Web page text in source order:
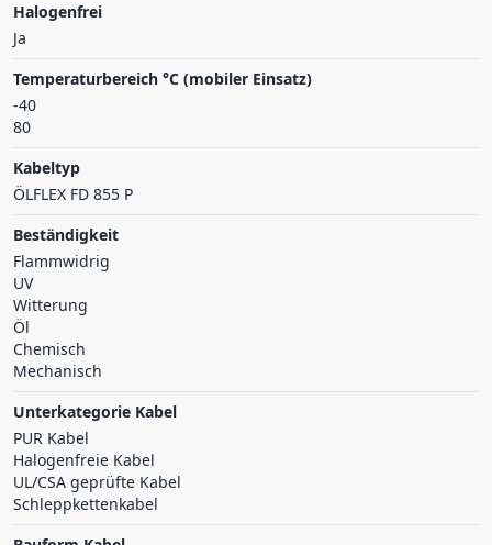
Halogenfrei
Ja
Temperaturbereich °C (mobiler Einsatz)
-40
80
Kabeltyp
ÖLFLEX FD 855 P
Beständigkeit
Flammwidrig
UV
Witterung
Öl
Chemisch
Mechanisch
Unterkategorie Kabel
PUR Kabel
Halogenfreie Kabel
UL/CSA geprüfte Kabel
Schleppkettenkabel